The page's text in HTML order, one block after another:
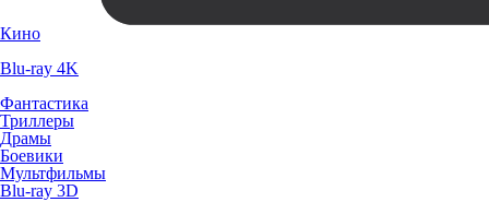
Кино
Blu-ray 4K
Фантастика
Триллеры
Драмы
Боевики
Мультфильмы
Blu-ray 3D